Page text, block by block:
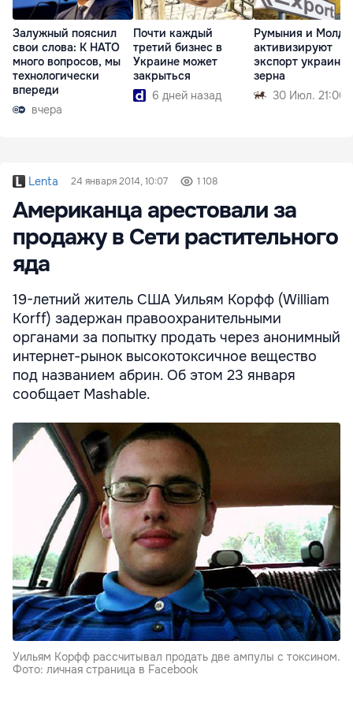
Залужный пояснил
свои слова: К НАТО
много вопросов, мы
технологически
впереди
вчера
Почти каждый
третий бизнес в
Украине может
закрыться
6 дней назад
Румыния и
активизируют
экспорт
зерна
30 Июл. 21:00
Lenta 24 января 2014, 10:07 1 108
Американца арестовали за
продажу в Сети растительного
яда
19-летний житель США Уильям Корфф (William
Korff) задержан правоохранительными
органами за попытку продать через анонимный
интернет-рынок высокотоксичное вещество
под названием абрин. Об этом 23 января
сообщает Mashable.
Уильям Корфф рассчитывал продать две ампулы с токсином.
Фото: личная страница в Facebook